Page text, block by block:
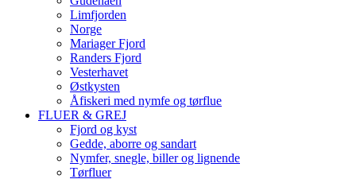
Limfjorden
Norge
Mariager Fjord
Randers Fjord
Vesterhavet
Østkysten
Åfiskeri med nymfe og tørflue
FLUER & GREJ
Fjord og kyst
Gedde, aborre og sandart
Nymfer, snegle, biller og lignende
Tørfluer